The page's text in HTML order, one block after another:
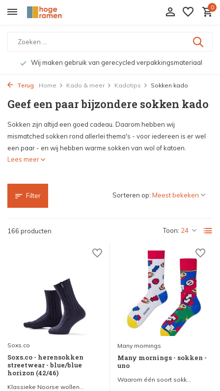
0
Bekijk de producten live in onze winkel in Deventer
Terug Home Kado & meer Kadotips Sokken kado
Geef een paar bijzondere sokken kado
Sokken zijn altijd een goed cadeau. Daarom hebben wij
mismatched sokken rond allerlei thema's - voor iedereen is er wel
een paar - en wij hebben warme sokken van wol of katoen.
Lees meer
Filter
166 producten Toon:
Sorteren op:
Soxs.co
Soxs.co - herensokken
streetwear - blue/blue
horizon (42/46)
Klassieke Noorse wollen...
Many mornings
Many mornings - sokken -
uno
Waarom één soort sokk...